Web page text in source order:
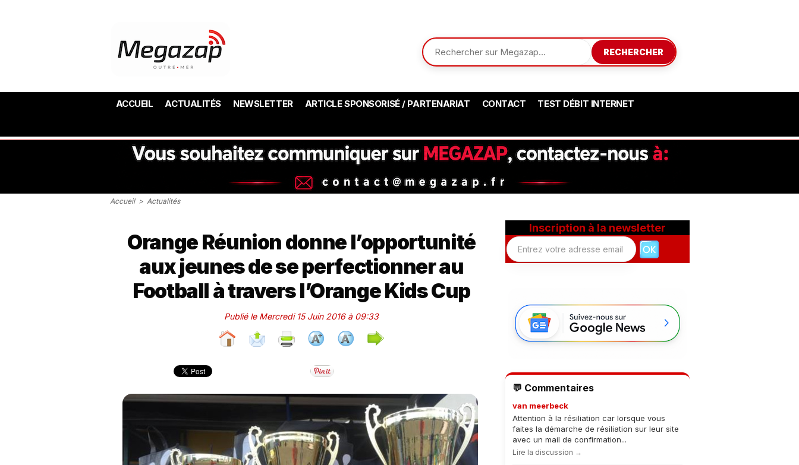
RECHERCHER
ACCUEIL ACTUALITÉS NEWSLETTER ARTICLE SPONSORISÉ / PARTENARIAT CONTACT TEST DÉBIT INTERNET
Accueil > Actualités
Orange Réunion donne l’opportunité
aux jeunes de se perfectionner au
Football à travers l’Orange Kids Cup
Publié le Mercredi 15 Juin 2016 à 09:33
Inscription à la newsletter
💬 Commentaires
van meerbeck
Attention à la résiliation car lorsque vous
faites la démarche de résiliation sur leur site
avec un mail de confirmation...
Lire la discussion →